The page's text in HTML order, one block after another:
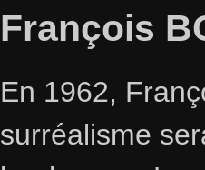
François
En 1962,
surréalisme